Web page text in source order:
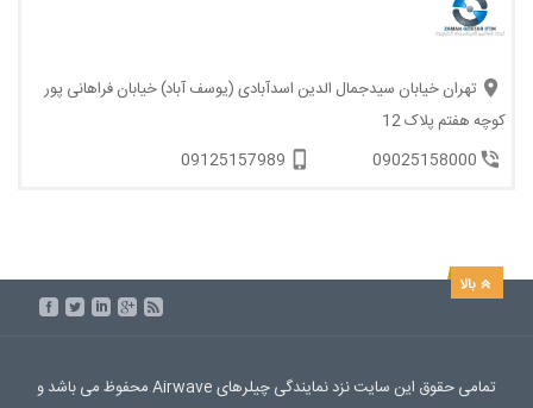
تهران خیابان سیدجمال الدین اسدآبادی (یوسف آباد) خیابان فراهانی پور
کوچه هفتم پلاک 12
09025158000
09125157989
تمامی حقوق این سایت نزد نمایندگی چیلرهای Airwave محفوظ می باشد و